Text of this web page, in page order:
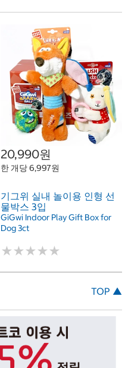
20,990원
한 개당 6,997원
기그위 실내 놀이용 인형 선
물박스 3입
GiGwi Indoor Play Gift Box for
Dog 3ct
★★★★★
★★★★★
TOP ▲